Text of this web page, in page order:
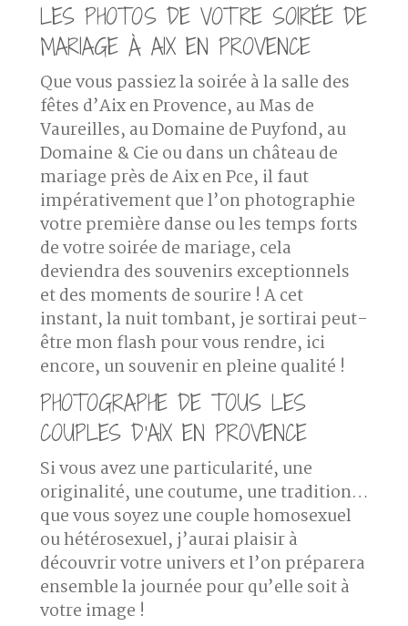
LES PHOTOS DE VOTRE SOIRÉE DE
MARIAGE À AIX EN PROVENCE
Que vous passiez la soirée à la salle des
fêtes d’Aix en Provence, au Mas de
Vaureilles, au Domaine de Puyfond, au
Domaine & Cie ou dans un château de
mariage près de Aix en Pce, il faut
impérativement que l’on photographie
votre première danse ou les temps forts
de votre soirée de mariage, cela
deviendra des souvenirs exceptionnels
et des moments de sourire ! A cet
instant, la nuit tombant, je sortirai peut-
être mon flash pour vous rendre, ici
encore, un souvenir en pleine qualité !
PHOTOGRAPHE DE TOUS LES
COUPLES D’AIX EN PROVENCE
Si vous avez une particularité, une
originalité, une coutume, une tradition…
que vous soyez une couple homosexuel
ou hétérosexuel, j’aurai plaisir à
découvrir votre univers et l’on préparera
ensemble la journée pour qu’elle soit à
votre image !